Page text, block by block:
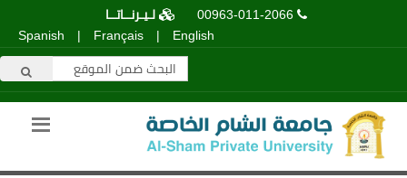
00963-011-2066
لـيـرنــاتــا
English
|
Français
|
Spanish